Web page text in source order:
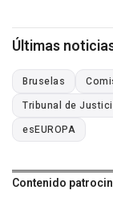
Últimas
Bruselas
Tribunal de
esEUROPA
Contenido